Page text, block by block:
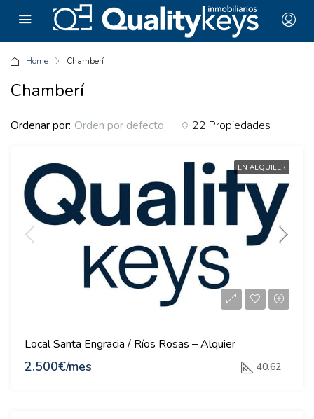
Home Chamberí
Chamberí
22 Propiedades
Ordenar por: Orden por defecto
EN ALQUILER
Local Santa Engracia / Ríos Rosas – Alquier
2.500€/mes 40.62